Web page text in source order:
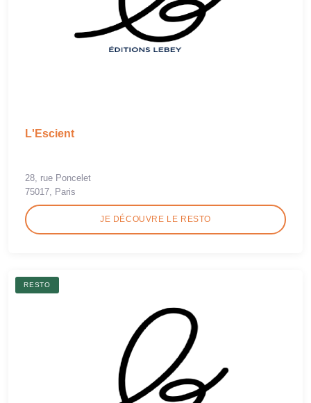
L'Escient
28, rue Poncelet
75017, Paris
JE DÉCOUVRE LE RESTO
RESTO